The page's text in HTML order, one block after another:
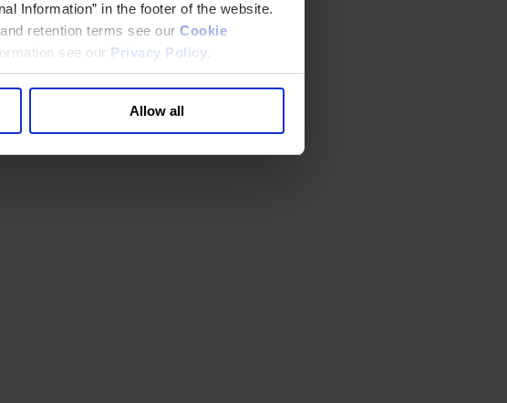
Information” in the footer of the website.
retention terms see our Cookie
see our Privacy Policy
Allow all